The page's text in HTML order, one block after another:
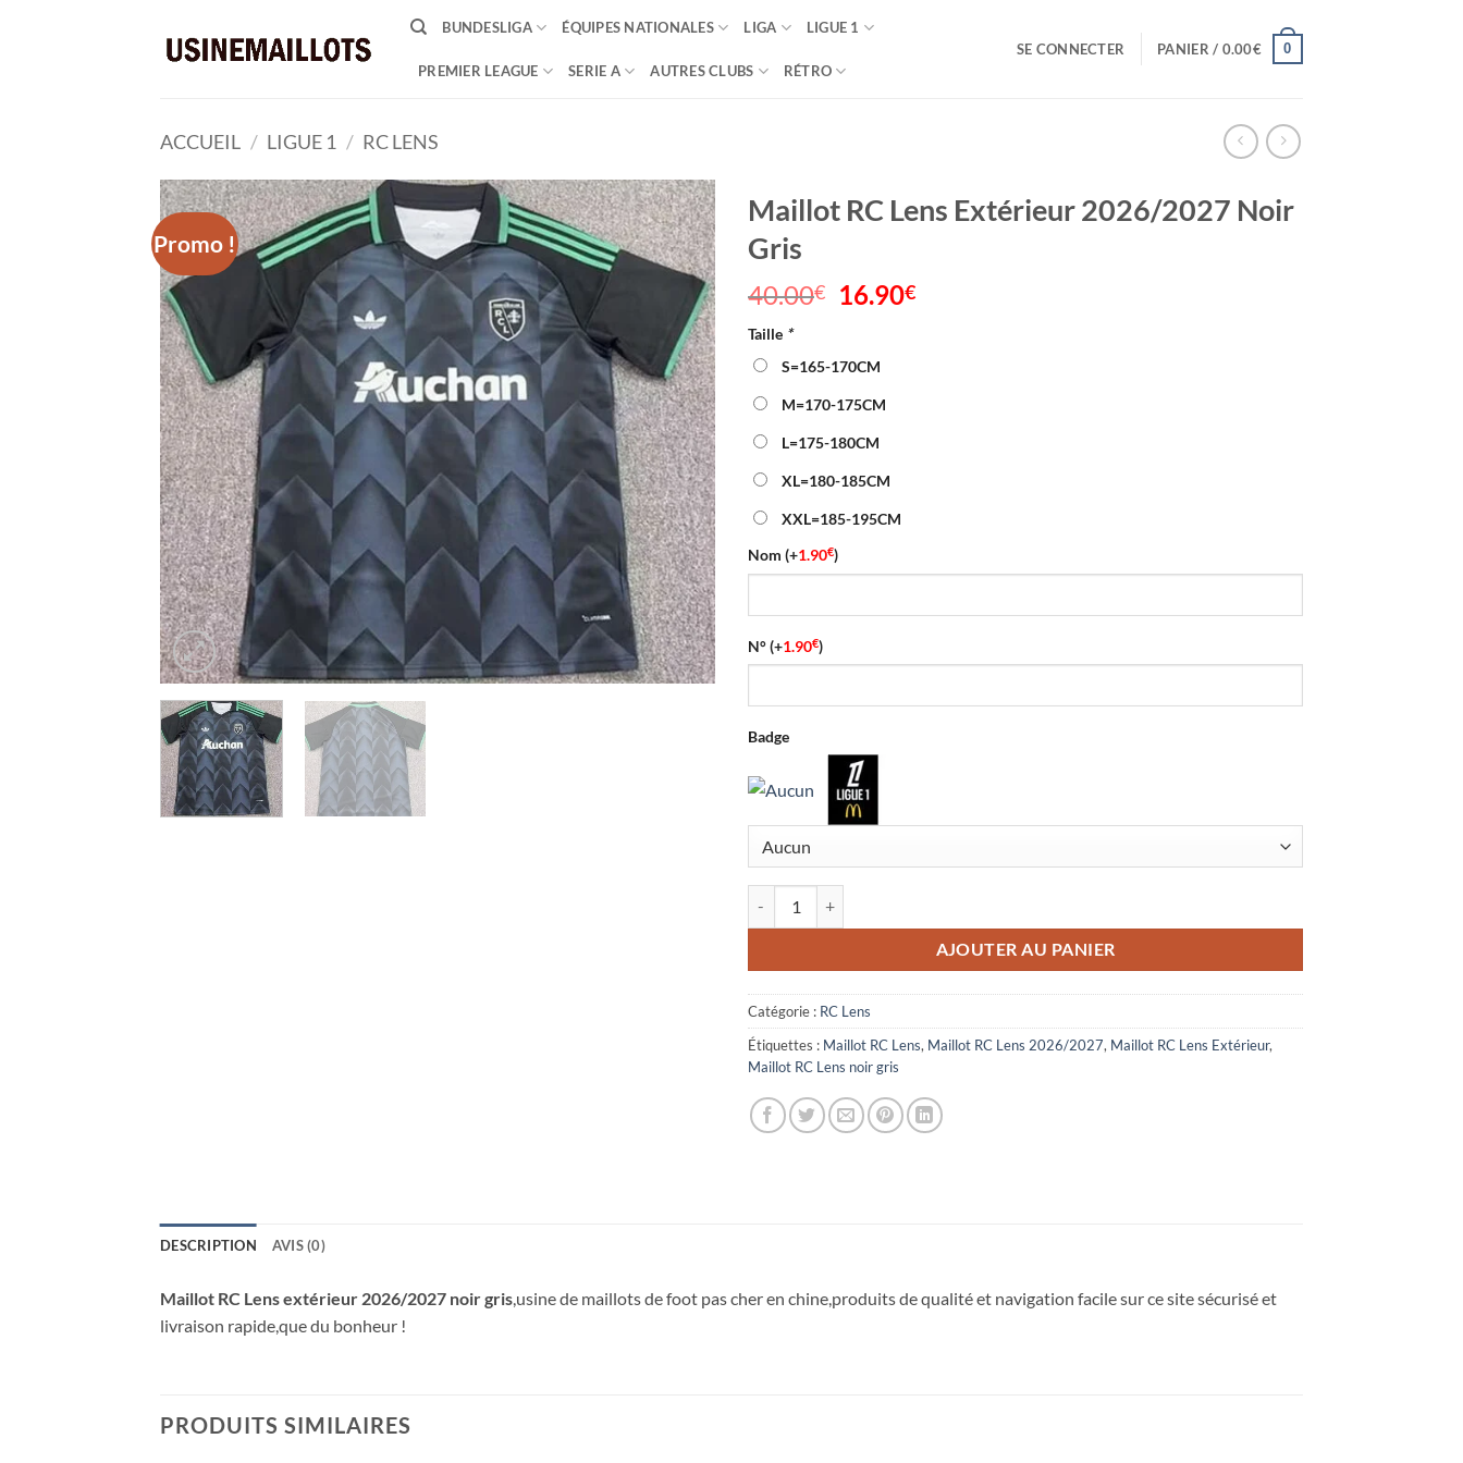
BUNDESLIGA ÉQUIPES NATIONALES LIGA LIGUE 1
PREMIER LEAGUE SERIE A AUTRES CLUBS RÉTRO
SE CONNECTER PANIER / 0.00€ 0
ACCUEIL / LIGUE 1 / RC LENS
Promo !
Maillot RC Lens Extérieur 2026/2027 Noir
Gris
40.00€
Le
était :
40.00€.
16.90€
Taille *
S=165-170CM
M=170-175CM
L=175-180CM
XL=180-185CM
XXL=185-195CM
Nom (+1.90€)
N°(+1.90€)
Badge
quantité de Maillot RC Lens Extérieur 2026/2027 Noir Gris
AJOUTER AU PANIER
Catégorie : RC Lens
Étiquettes : Maillot RC Lens, Maillot RC Lens 2026/2027, Maillot RC Lens Extérieur,
Maillot RC Lens noir gris
DESCRIPTION AVIS (0)
Maillot RC Lens extérieur 2026/2027 noir gris ,usine de maillots de foot pas cher en chine,produits de qualité et navigation facile sur ce site sécurisé et
livraison rapide,que du bonheur !
PRODUITS SIMILAIRES